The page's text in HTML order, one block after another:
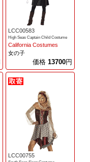
LCC00583
High Seas Captain Child Costume
California Costumes
女の子
価格 13700円
LCC00755